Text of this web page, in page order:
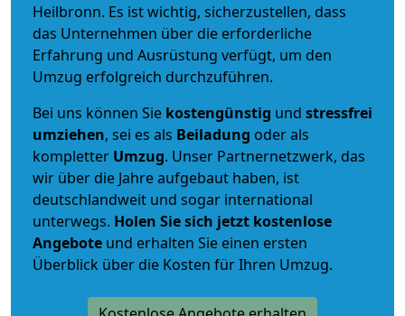
Heilbronn. Es ist wichtig, sicherzustellen, dass
das Unternehmen über die erforderliche
Erfahrung und Ausrüstung verfügt, um den
Umzug erfolgreich durchzuführen.
Bei uns können Sie kostengünstig und stressfrei
umziehen, sei es als Beiladung oder als
kompletter Umzug. Unser Partnernetzwerk, das
wir über die Jahre aufgebaut haben, ist
deutschlandweit und sogar international
unterwegs. Holen Sie sich jetzt kostenlose
Angebote und erhalten Sie einen ersten
Überblick über die Kosten für Ihren Umzug.